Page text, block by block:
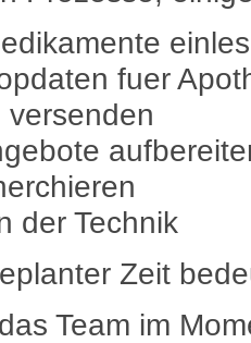
fuer
versenden
der Technik
Zeit
Team im